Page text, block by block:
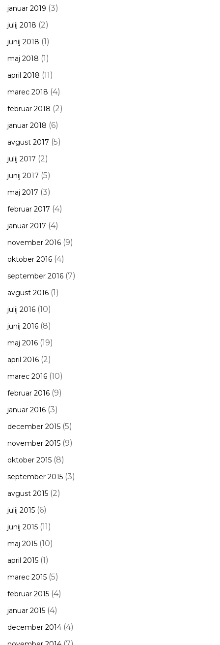
januar 2019 (3)
julij 2018 (2)
junij 2018 (1)
maj 2018 (1)
april 2018 (11)
marec 2018 (4)
februar 2018 (2)
januar 2018 (6)
avgust 2017 (5)
julij 2017 (2)
junij 2017 (5)
maj 2017 (3)
februar 2017 (4)
januar 2017 (4)
november 2016 (9)
oktober 2016 (4)
september 2016 (7)
avgust 2016 (1)
julij 2016 (10)
junij 2016 (8)
maj 2016 (19)
april 2016 (2)
marec 2016 (10)
februar 2016 (9)
januar 2016 (3)
december 2015 (5)
november 2015 (9)
oktober 2015 (8)
september 2015 (3)
avgust 2015 (2)
julij 2015 (6)
junij 2015 (11)
maj 2015 (10)
april 2015 (1)
marec 2015 (5)
februar 2015 (4)
januar 2015 (4)
december 2014 (4)